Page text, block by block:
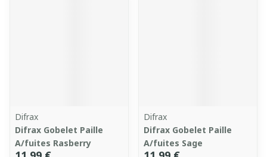
Difrax
Difrax Gobelet Paille
A/fuites Rasberry
Difrax
Difrax Gobelet Paille
A/fuites Sage